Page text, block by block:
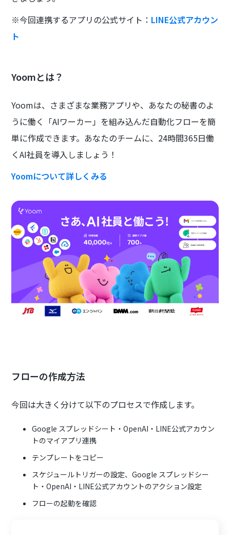
※今回連携するアプリの公式サイト： LINE公式アカウン
ト
Yoomとは？
Yoomは、さまざまな業務アプリや、あなたの秘書のよ
うに働く「AIワーカー」を組み込んだ自動化フローを簡
単に作成できます。あなたのチームに、24時間365日働
くAI社員を導入しましょう！
Yoomについて詳しくみる
フローの作成方法
今回は大きく分けて以下のプロセスで作成します。
Google スプレッドシート・OpenAI・LINE公式アカウン
トのマイアプリ連携
テンプレートをコピー
スケジュールトリガーの設定、Google スプレッドシー
ト・OpenAI・LINE公式アカウントのアクション設定
フローの起動を確認